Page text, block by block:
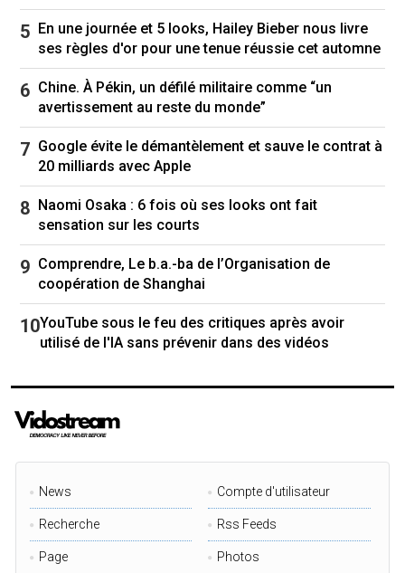
En une journée et 5 looks, Hailey Bieber nous livre
ses règles d'or pour une tenue réussie cet automne
Chine. À Pékin, un défilé militaire comme “un
avertissement au reste du monde”
Google évite le démantèlement et sauve le contrat à
20 milliards avec Apple
Naomi Osaka : 6 fois où ses looks ont fait
sensation sur les courts
Comprendre, Le b.a.-ba de l’Organisation de
coopération de Shanghai
YouTube sous le feu des critiques après avoir
utilisé de l'IA sans prévenir dans des vidéos
News Compte d'utilisateur
Recherche Rss Feeds
Page Photos